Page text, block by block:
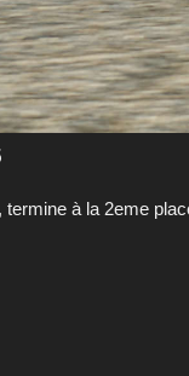
à la 2eme